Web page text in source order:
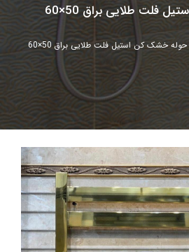
فلت طلایی براق 50×60
حوله خشک کن استیل فلت طلایی براق 50×60